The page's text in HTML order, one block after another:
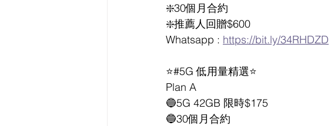
❇️30個月合約
❇️推薦人回贈$600
Whatsapp : https://bit.ly/34RHDZD
⭐️#5G 低用量精選⭐️
Plan A
🔵5G 42GB 限時$175
🔵30個月合約